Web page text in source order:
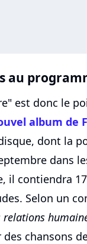
au
est donc le
album de
dont la
dans
il contiendra
Selon un
relations
des chansons